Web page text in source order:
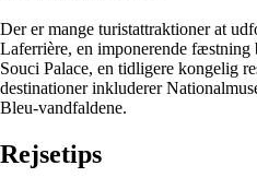
Der er mange turistattraktioner at
Laferrière, en imponerende fæstning
Souci Palace, en tidligere kongelig
destinationer inkluderer
Bleu-vandfaldene.
Rejsetips